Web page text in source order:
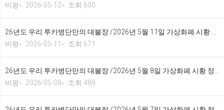
비평
2026-05-12 조회 600
비평
2026-05-11 조회 671
비평
2026-05-08 조회 489